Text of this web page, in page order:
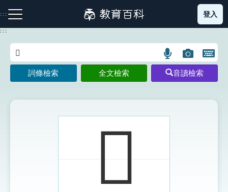
到
主
:::
注音索引圖示 筆畫索引圖示 部首索引表圖示
登入
:::
語
言
搜
示
圖
片
搜
開
鍵
圖
詞條檢索 全文檢索 音讀檢索
𡇒